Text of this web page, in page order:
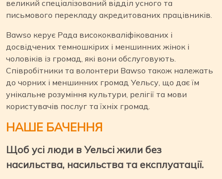
великий спеціалізований відділ усного та
письмового перекладу акредитованих працівників.
Bawso керує Рада висококваліфікованих і
досвідчених темношкірих і меншинних жінок і
чоловіків із громад, які вони обслуговують.
Співробітники та волонтери Bawso також належать
до чорних і меншинних громад Уельсу, що дає їм
унікальне розуміння культури, релігії та мови
користувачів послуг та їхніх громад.
НАШЕ БАЧЕННЯ
Щоб усі люди в Уельсі жили без
насильства, насильства та експлуатації.